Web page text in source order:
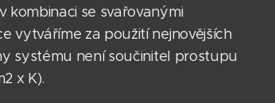
kombinaci se svařovanými
vytváříme za použití nejnovějších
systému není součinitel prostupu
x K).